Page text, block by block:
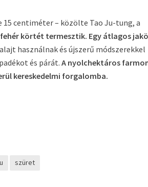
centiméter – közölte Tao Ju-tung, a
körtét termesztik. Egy átlagos
használnak és újszerű módszerekkel
és párát.A nyolchektáros
kereskedelmi forgalomba.
szüret